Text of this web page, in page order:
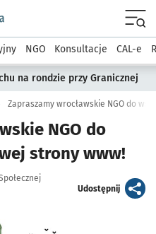
podserwis: Rozmawia
NGO Konsultacje CAL-e
na rondzie przy Granicznej
Zapraszamy wrocławskie NGO do
NGO do
strony www!
Udostępnijartykuł